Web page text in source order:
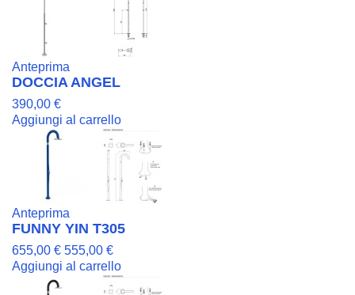
Anteprima
DOCCIA ANGEL
390,00 €
Aggiungi al carrello
Anteprima
FUNNY YIN T305
655,00 € 555,00 €
Aggiungi al carrello